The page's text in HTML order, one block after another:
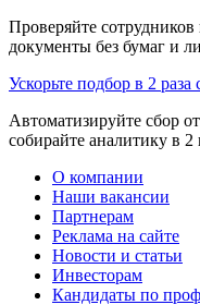
Проверяйте
документы без бумаг и
Ускорьте подбор в 2 раза
Автоматизируйте сбор
собирайте аналитику в 2
О компании
Наши вакансии
Партнерам
Реклама на сайте
Новости и статьи
Инвесторам
Кандидаты по